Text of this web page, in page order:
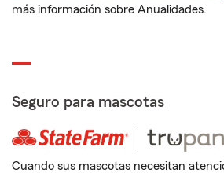
más información sobre Anualidades.
Seguro para mascotas
Cuando sus mascotas necesitan